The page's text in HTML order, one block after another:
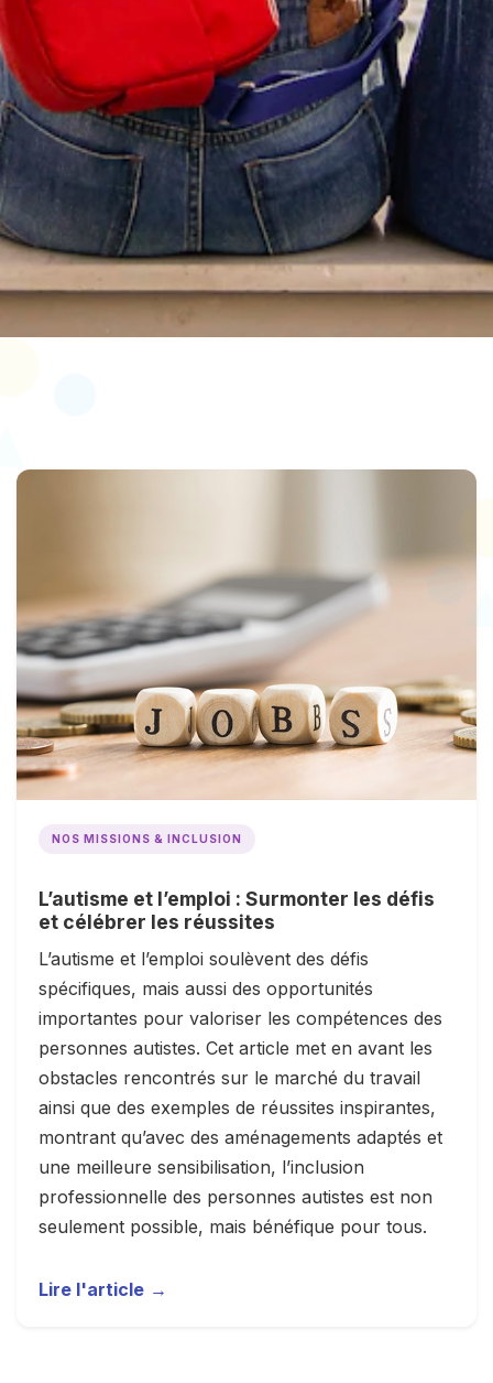
NOS MISSIONS & INCLUSION
L’autisme et l’emploi : Surmonter les défis
et célébrer les réussites
L’autisme et l’emploi soulèvent des défis
spécifiques, mais aussi des opportunités
importantes pour valoriser les compétences des
personnes autistes. Cet article met en avant les
obstacles rencontrés sur le marché du travail
ainsi que des exemples de réussites inspirantes,
montrant qu’avec des aménagements adaptés et
une meilleure sensibilisation, l’inclusion
professionnelle des personnes autistes est non
seulement possible, mais bénéfique pour tous.
Lire l'article →